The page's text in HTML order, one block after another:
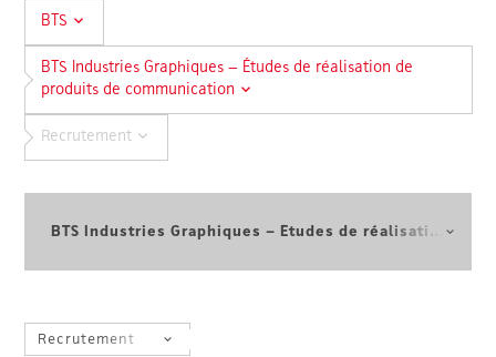
BTS
BTS Industries Graphiques – Études de réalisation de
produits de communication
Recrutement
SÉLECTIONNEZ UN FILTRE